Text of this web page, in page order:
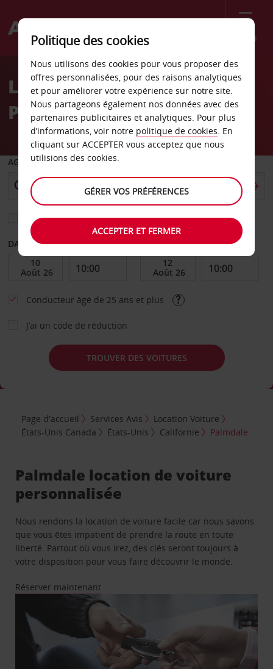
Menu
Welcome
AvisLocation de voiture
Palmdale
AGENCE DE DÉPART
Sélectionnez une autre agence de retour
DATE DE DÉBUT DATE DE FIN
Conducteur âgé de 25 ans et plus
J’ai un code de réduction
TROUVER DES VOITURES
Page d'accueil Services Avis
Location Voiture
États-Unis Canada
États-Unis Californie Palmdale
Palmdale location de voiture
personnalisée
Nous rendons la location de voiture facile car nous savons
que vous êtes impatient de prendre la route en toute
liberté. Partout où vous irez, des clés seront toujours à
votre disposition pour vous faire découvrir le monde.
Réserver maintenant
Politique des cookies
Nous utilisons des cookies pour vous proposer des
offres personnalisées, pour des raisons analytiques
et pour améliorer votre expérience sur notre site.
Nous partageons également nos données avec des
partenaires publicitaires et analytiques. Pour plus
d’informations, voir notre politique de cookies. En
cliquant sur ACCEPTER vous acceptez que nous
utilisions des cookies.
GÉRER VOS PRÉFÉRENCES
ACCEPTER ET FERMER